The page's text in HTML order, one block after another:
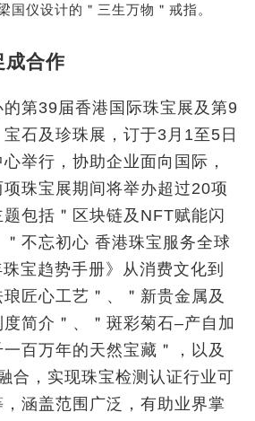
国仪设计的＂三生万物＂戒指。
成合作
第39届香港国际珠宝展及第9
石及珍珠展，订于3月1至5日
举行，协助企业面向国际，
珠宝展期间将举办超过20项
包括＂区块链及NFT赋能闪
不忘初心 香港珠宝服务全球
宝趋势手册》从消费文化到
匠心工艺＂、＂新贵金属及
简介＂、＂斑彩菊石–产自加
百万年的天然宝藏＂，以及
合，实现珠宝检测认证行业可
涵盖范围广泛，有助业界掌